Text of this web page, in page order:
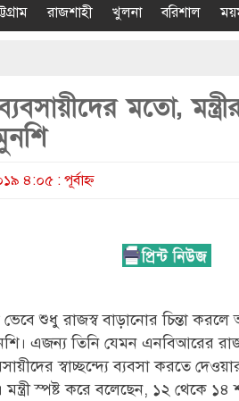
রাজশাহী খুলনা বরিশাল
মতো,
৪:০৫ : পূর্বাহ্ণ
ভেবে শুধু রাজস্ব বাড়ানোর চিন্তা
এজন্য তিনি যেমন এনবিআরের
স্বাচ্ছন্দ্যে ব্যবসা করতে
স্পষ্ট করে বলেছেন, ১২ থেকে